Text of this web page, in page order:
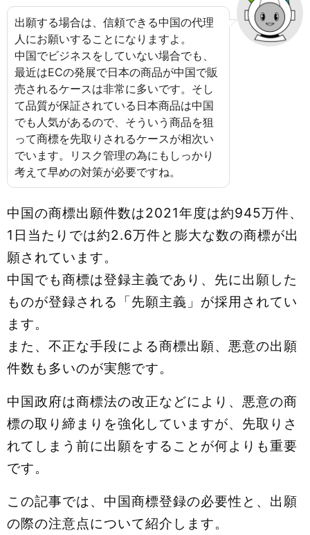
出願する場合は、信頼できる中国の代理
人にお願いすることになりますよ。
中国でビジネスをしていない場合でも、
最近はECの発展で日本の商品が中国で販
売されるケースは非常に多いです。そし
て品質が保証されている日本商品は中国
でも人気があるので、そういう商品を狙
って商標を先取りされるケースが相次い
でいます。リスク管理の為にもしっかり
考えて早めの対策が必要ですね。
中国の商標出願件数は2021年度は約945万件、
1日当たりでは約2.6万件と膨大な数の商標が出
願されています。
中国でも商標は登録主義であり、先に出願した
ものが登録される「先願主義」が採用されてい
ます。
また、不正な手段による商標出願、悪意の出願
件数も多いのが実態です。
中国政府は商標法の改正などにより、悪意の商
標の取り締まりを強化していますが、先取りさ
れてしまう前に出願をすることが何よりも重要
です。
この記事では、中国商標登録の必要性と、出願
の際の注意点について紹介します。